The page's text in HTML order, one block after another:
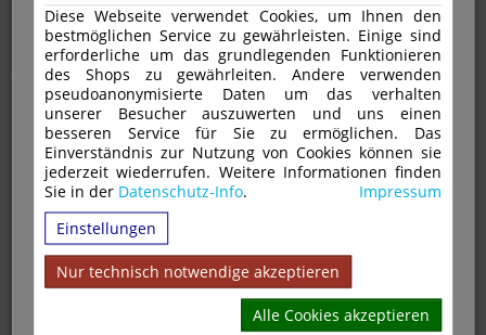
Diese Webseite verwendet Cookies, um Ihnen den
bestmöglichen Service zu gewährleisten. Einige sind
erforderliche um das grundlegenden Funktionieren
des Shops zu gewährleiten. Andere verwenden
pseudoanonymisierte Daten um das verhalten
unserer Besucher auszuwerten und uns einen
besseren Service für Sie zu ermöglichen. Das
Einverständnis zur Nutzung von Cookies können sie
jederzeit wiederrufen. Weitere Informationen finden
Sie in der Datenschutz-Info.
Impressum
Einstellungen
Nur technisch notwendige akzeptieren
Alle Cookies akzeptieren
Telefon
0221 677 812 08
Über uns
VERTRAG WIDERRUFEN
IMPRESSUM
DATENSCHUTZ
WIDERRUFSRECHT
AGB
VERSAND & ZAHLUNGSARTEN
WARENKORB
MAGAZIN